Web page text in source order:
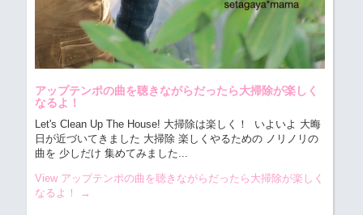
アップテンポの曲を聴きながらだったら大掃除が楽しく
なるよ！
Let's Clean Up The House! 大掃除は楽しく！ いよいよ 大晦
日が近づいてきました 大掃除 楽しくやるための ノリノリの
曲を 少しだけ 集めてみました...
View アップテンポの曲を聴きながらだったら大掃除が楽しく
なるよ！
→